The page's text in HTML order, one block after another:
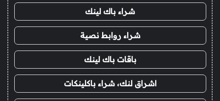
شراء باك لينك
شراء روابط نصية
باقات باك لينك
اشراق لنك، شراء باكلينكات